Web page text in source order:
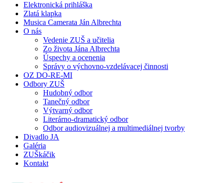
Elektronická prihláška
Zlatá klapka
Musica Camerata Ján Albrechta
O nás
Vedenie ZUŠ a učitelia
Zo života Jána Albrechta
Úspechy a ocenenia
Správy o výchovno-vzdelávacej činnosti
OZ DO-RE-MI
Odbory ZUŠ
Hudobný odbor
Tanečný odbor
Výtvarný odbor
Literárno-dramatický odbor
Odbor audiovizuálnej a multimediálnej tvorby
Divadlo JA
Galéria
ZUŠkáčik
Kontakt